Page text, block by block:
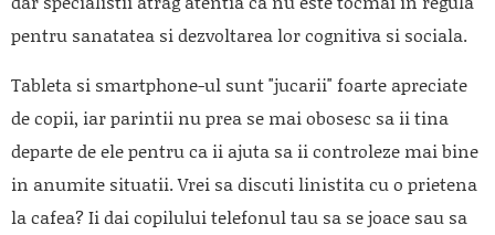
pentru sanatatea si dezvoltarea lor cognitiva si sociala.
Tableta si smartphone-ul sunt "jucarii" foarte apreciate
de copii, iar parintii nu prea se mai obosesc sa ii tina
departe de ele pentru ca ii ajuta sa ii controleze mai bine
in anumite situatii. Vrei sa discuti linistita cu o prietena
la cafea? Ii dai copilului telefonul tau sa se joace sau sa